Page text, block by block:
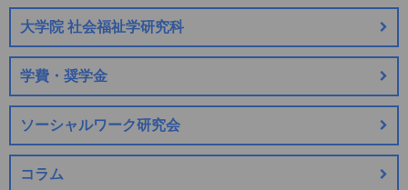
大学院 社会福祉学研究科
学費・奨学金
ソーシャルワーク研究会
コラム